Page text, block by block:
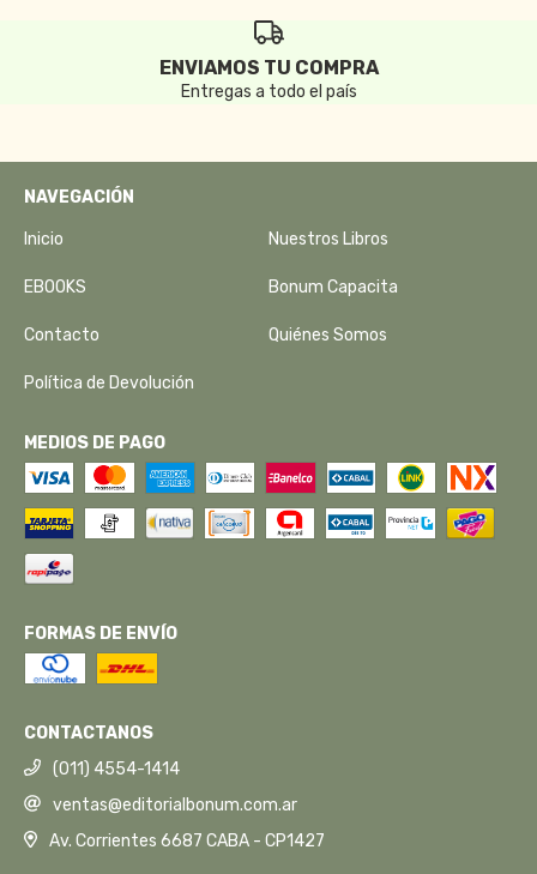
ENVIAMOS TU COMPRA
Entregas a todo el país
NAVEGACIÓN
Inicio Nuestros Libros
EBOOKS Bonum Capacita
Contacto Quiénes Somos
Política de Devolución
MEDIOS DE PAGO
FORMAS DE ENVÍO
CONTACTANOS
(011) 4554-1414
ventas@editorialbonum.com.ar
Av. Corrientes 6687 CABA - CP1427